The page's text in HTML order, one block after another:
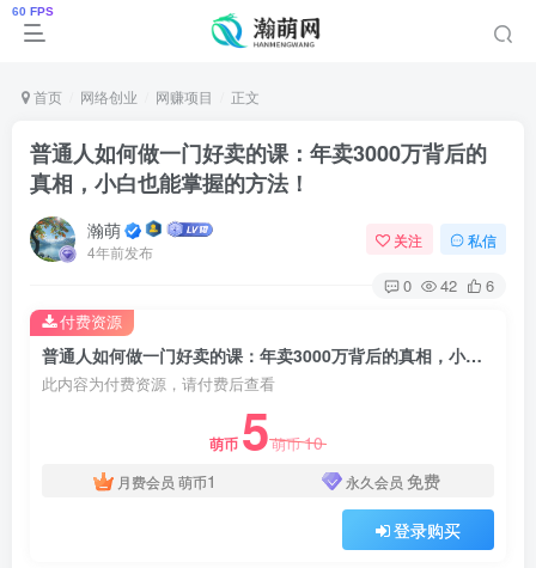
首页 网络创业 网赚项目 正文
普通人如何做一门好卖的课：年卖3000万背后的
真相，小白也能掌握的方法！
瀚萌
4年前发布
关注 私信
0 42 6
普通人如何做一门好卖的课：年卖3000万背后的真相，小白也能掌握的方法！
此内容为付费资源，请付费后查看
萌币 5萌币10
月费会员 萌币1 永久会员 免费
登录购买
付费资源